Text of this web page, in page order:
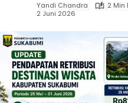
Yandi Chandra
2 Min
2 Juni 2026